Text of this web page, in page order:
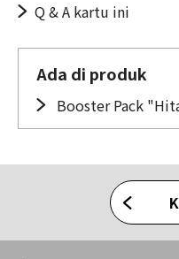
Q & A kartu ini
Ada di produk
Booster Pack